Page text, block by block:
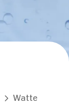
Watte